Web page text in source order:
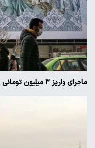
ماجرای واریز ۳ میلیون تومانی سود سهام عدالت چیست؟